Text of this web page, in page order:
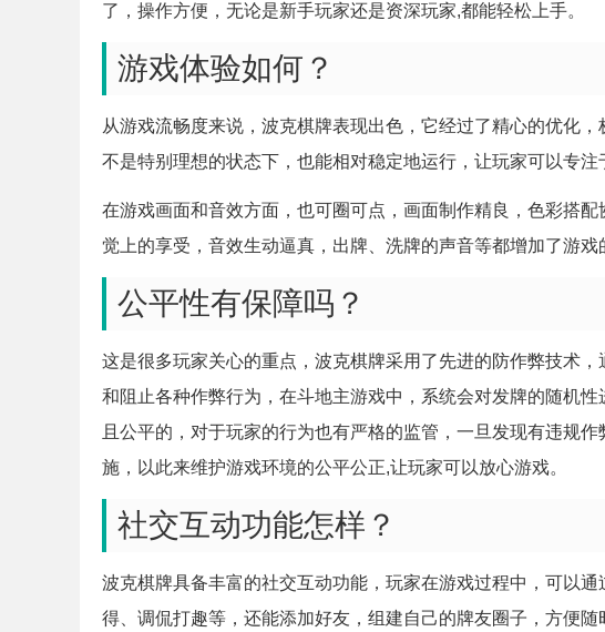
了，操作方便，无论是新手玩家还是资深玩家,都能轻松上手。
游戏体验如何？
从游戏流畅度来说，波克棋牌表现出色，它经过了精心的优化
不是特别理想的状态下，也能相对稳定地运行，让玩家可以专注
在游戏画面和音效方面，也可圈可点，画面制作精良，色彩搭
觉上的享受，音效生动逼真，出牌、洗牌的声音等都增加了游戏
公平性有保障吗？
这是很多玩家关心的重点，波克棋牌采用了先进的防作弊技术
和阻止各种作弊行为，在斗地主游戏中，系统会对发牌的随机
且公平的，对于玩家的行为也有严格的监管，一旦发现有违规
施，以此来维护游戏环境的公平公正,让玩家可以放心游戏。
社交互动功能怎样？
波克棋牌具备丰富的社交互动功能，玩家在游戏过程中，可以
得、调侃打趣等，还能添加好友，组建自己的牌友圈子，方便